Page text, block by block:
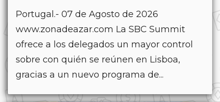
Portugal.- 07 de Agosto de 2026
www.zonadeazar.com La SBC Summit
ofrece a los delegados un mayor control
sobre con quién se reúnen en Lisboa,
gracias a un nuevo programa de...